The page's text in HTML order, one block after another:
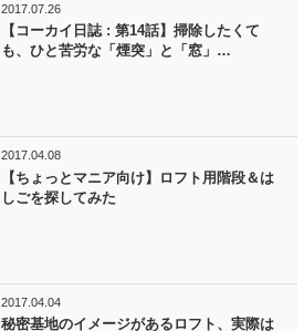
2017.07.26
【コーカイ日誌 : 第14話】掃除したくて
も、ひと苦労な「煙突」と「窓」…
2017.04.08
【ちょっとマニア向け】ロフト用階段＆は
しごを探してみた
2017.04.04
秘密基地のイメージがあるロフト、実際は